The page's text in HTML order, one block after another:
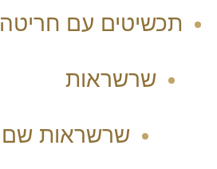
תכשיטים עם חריטה
שרשראות
שרשראות שם